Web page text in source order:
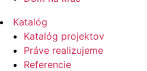
Katalóg
Katalóg projektov
Práve realizujeme
Referencie